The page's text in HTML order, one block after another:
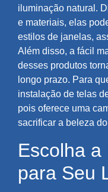
iluminação natural.
e materiais, elas
estilos de janelas,
Além disso, a fácil
desses produtos
longo prazo. Para
instalação de telas
pois oferece uma
sacrificar a beleza
Escolha a
para Seu